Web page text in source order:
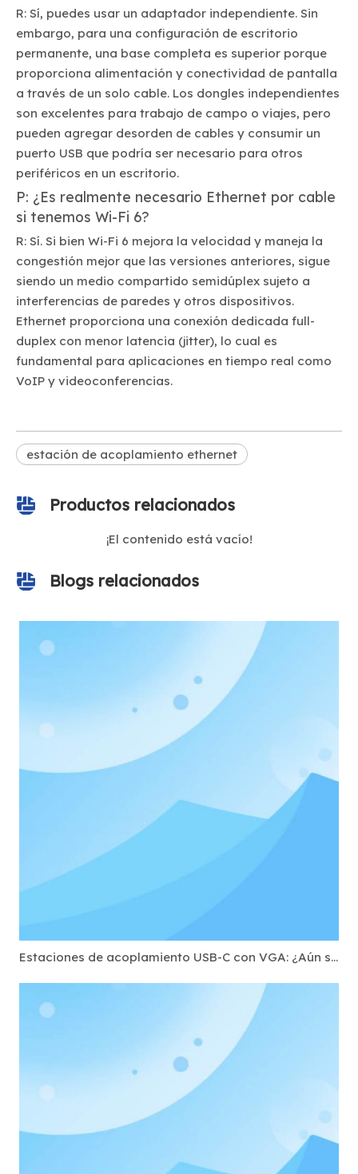
R: Sí, puedes usar un adaptador independiente. Sin
embargo, para una configuración de escritorio
permanente, una base completa es superior porque
proporciona alimentación y conectividad de pantalla
a través de un solo cable. Los dongles independientes
son excelentes para trabajo de campo o viajes, pero
pueden agregar desorden de cables y consumir un
puerto USB que podría ser necesario para otros
periféricos en un escritorio.
P: ¿Es realmente necesario Ethernet por cable
si tenemos Wi-Fi 6?
R: Sí. Si bien Wi-Fi 6 mejora la velocidad y maneja la
congestión mejor que las versiones anteriores, sigue
siendo un medio compartido semidúplex sujeto a
interferencias de paredes y otros dispositivos.
Ethernet proporciona una conexión dedicada full-
duplex con menor latencia (jitter), lo cual es
fundamental para aplicaciones en tiempo real como
VoIP y videoconferencias.
estación de acoplamiento ethernet
Productos relacionados
¡El contenido está vacío!
Blogs relacionados
Estaciones de acoplamiento USB-C con VGA: ¿Aún se necesitan? (Educación y Gobierno)